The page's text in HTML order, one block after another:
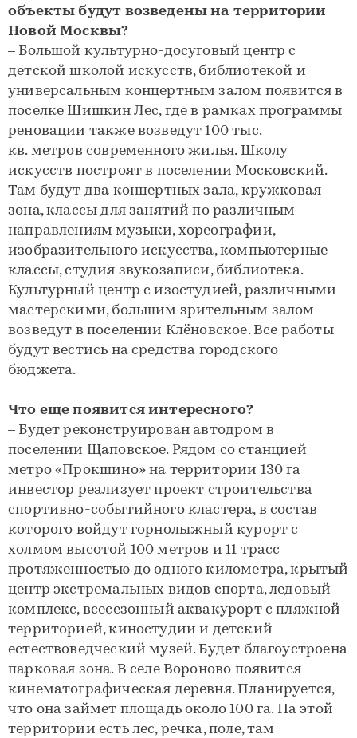
объекты будут возведены на территории
Новой Москвы?
– Большой культурно-досуговый центр с
детской школой искусств, библиотекой и
универсальным концертным залом появится в
поселке Шишкин Лес, где в рамках программы
реновации также возведут 100 тыс.
кв. метров современного жилья. Школу
искусств построят в поселении Московский.
Там будут два концертных зала, кружковая
зона, классы для занятий по различным
направлениям музыки, хореографии,
изобразительного искусства, компьютерные
классы, студия звукозаписи, библиотека.
Культурный центр с изостудией, различными
мастерскими, большим зрительным залом
возведут в поселении Клёновское. Все работы
будут вестись на средства городского
бюджета.
Что еще появится интересного?
– Будет реконструирован автодром в
поселении Щаповское. Рядом со станцией
метро «Прокшино» на территории 130 га
инвестор реализует проект строительства
спортивно-событийного кластера, в состав
которого войдут горнолыжный курорт с
холмом высотой 100 метров и 11 трасс
протяженностью до одного километра, крытый
центр экстремальных видов спорта, ледовый
комплекс, всесезонный аквакурорт с пляжной
территорией, киностудии и детский
естествоведческий музей. Будет благоустроена
парковая зона. В селе Вороново появится
кинематографическая деревня. Планируется,
что она займет площадь около 100 га. На этой
территории есть лес, речка, поле, там